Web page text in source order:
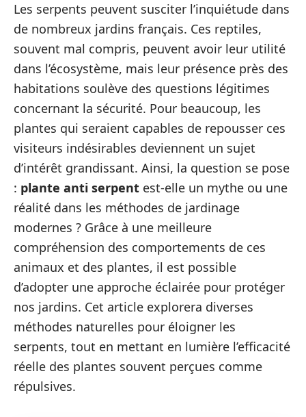
Les serpents peuvent susciter l’inquiétude dans
de nombreux jardins français. Ces reptiles,
souvent mal compris, peuvent avoir leur utilité
dans l’écosystème, mais leur présence près des
habitations soulève des questions légitimes
concernant la sécurité. Pour beaucoup, les
plantes qui seraient capables de repousser ces
visiteurs indésirables deviennent un sujet
d’intérêt grandissant. Ainsi, la question se pose
: plante anti serpent est-elle un mythe ou une
réalité dans les méthodes de jardinage
modernes ? Grâce à une meilleure
compréhension des comportements de ces
animaux et des plantes, il est possible
d’adopter une approche éclairée pour protéger
nos jardins. Cet article explorera diverses
méthodes naturelles pour éloigner les
serpents, tout en mettant en lumière l’efficacité
réelle des plantes souvent perçues comme
répulsives.